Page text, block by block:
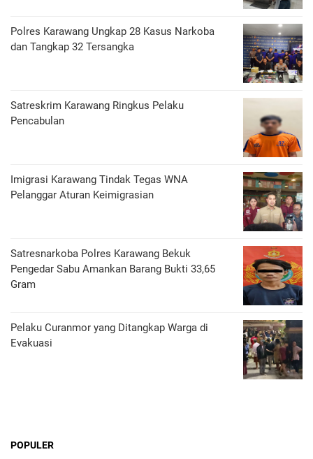
Polres Karawang Ungkap 28 Kasus Narkoba
dan Tangkap 32 Tersangka
Satreskrim Karawang Ringkus Pelaku
Pencabulan
Imigrasi Karawang Tindak Tegas WNA
Pelanggar Aturan Keimigrasian
Satresnarkoba Polres Karawang Bekuk
Pengedar Sabu Amankan Barang Bukti 33,65
Gram
Pelaku Curanmor yang Ditangkap Warga di
Evakuasi
POPULER